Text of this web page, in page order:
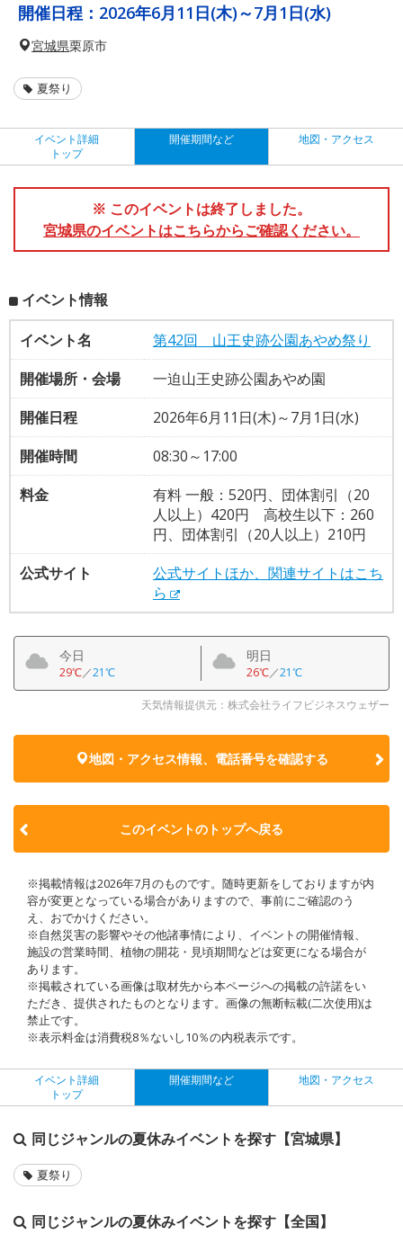
開催日程： 2026年6月11日(木)～7月1日(水)
宮城県栗原市
夏祭り
イベント詳細
トップ
開催期間など 地図・アクセス
※ このイベントは終了しました。
宮城県のイベントはこちらからご確認ください。
イベント情報
イベント名
第42回 山王史跡公園あやめ祭り
開催場所・会場
一迫山王史跡公園あやめ園
開催日程
2026年6月11日(木)～7月1日(水)
開催時間
08:30～17:00
料金
有料 一般：520円、団体割引（20
人以上）420円 高校生以下：260
円、団体割引（20人以上）210円
公式サイト
公式サイトほか、関連サイトはこち
ら
今日
29℃／21℃
明日
26℃／21℃
天気情報提供元：株式会社ライフビジネスウェザー
地図・アクセス情報、電話番号を確認する
このイベントのトップへ戻る
※掲載情報は2026年7月のものです。随時更新をしておりますが内
容が変更となっている場合がありますので、事前にご確認のう
え、おでかけください。
※自然災害の影響やその他諸事情により、イベントの開催情報、
施設の営業時間、植物の開花・見頃期間などは変更になる場合が
あります。
※掲載されている画像は取材先から本ページへの掲載の許諾をい
ただき、提供されたものとなります。画像の無断転載(二次使用)は
禁止です。
※表示料金は消費税8％ないし10％の内税表示です。
イベント詳細
トップ
開催期間など 地図・アクセス
同じジャンルの夏休みイベントを探す【宮城県】
夏祭り
同じジャンルの夏休みイベントを探す【全国】